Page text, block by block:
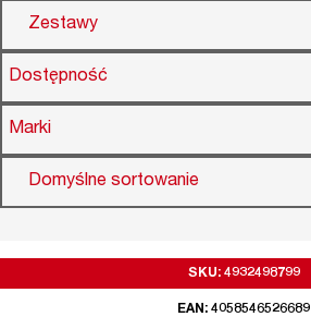
Zestawy
Dostępność
Marki
Domyślne sortowanie
SKU: 4932498799
EAN: 4058546526689